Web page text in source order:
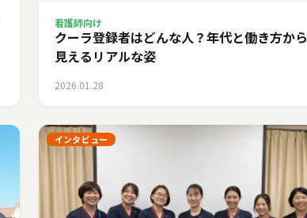
看護師向け
クーラ登録者はどんな人？年代と働き方から
見えるリアルな姿
2026.01.28
インタビュー